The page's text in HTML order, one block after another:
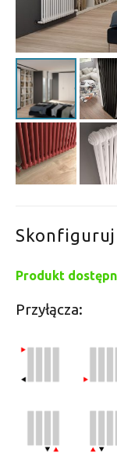
Produkt
Przyłącza: